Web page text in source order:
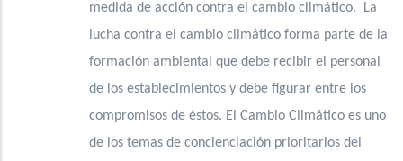
medida de acción contra el cambio climático. La
lucha contra el cambio climático forma parte de la
formación ambiental que debe recibir el personal
de los establecimientos y debe figurar entre los
compromisos de éstos. El Cambio Climático es uno
de los temas de concienciación prioritarios del